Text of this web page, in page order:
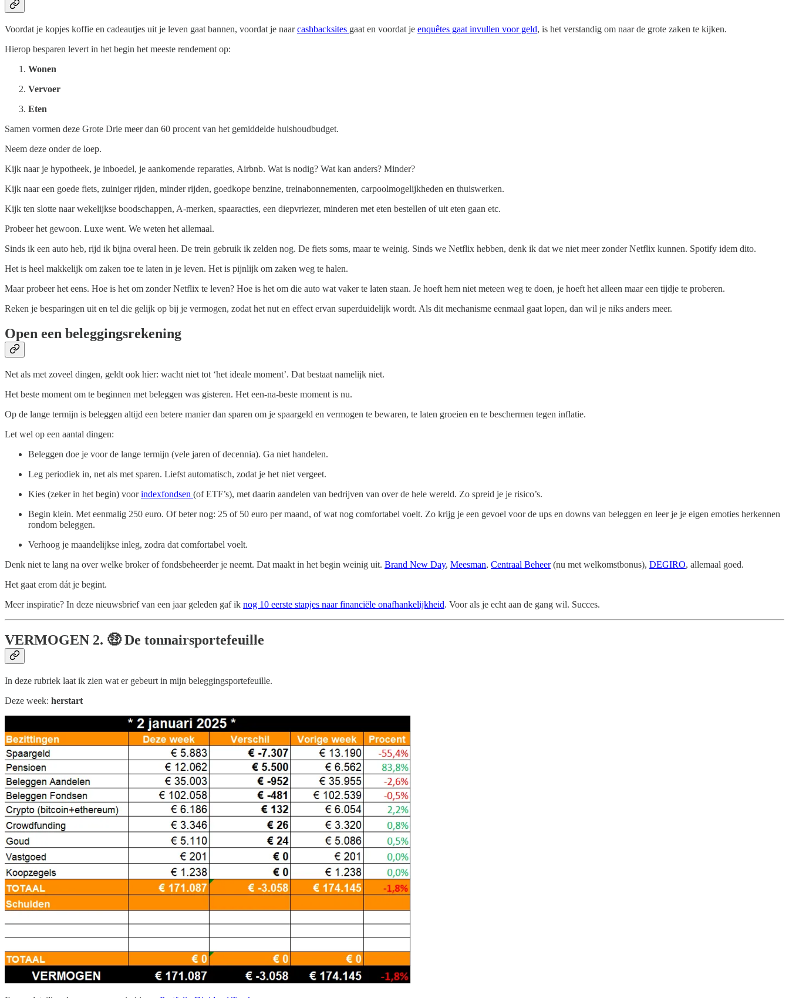
Voordat je kopjes koffie en cadeautjes uit je leven gaat bannen, voordat je naarcashbacksites gaat en voordat je enquêtes gaat invullen voor geld, is het verstandig om naar de grote zaken te kijken.
Hierop besparen levert in het begin het meeste rendement op:
Wonen
Vervoer
Eten
Samen vormen deze Grote Drie meer dan 60 procent van het gemiddelde huishoudbudget.
Neem deze onder de loep.
Kijk naar je hypotheek, je inboedel, je aankomende reparaties, Airbnb. Wat is nodig? Wat kan anders? Minder?
Kijk naar een goede fiets, zuiniger rijden, minder rijden, goedkope benzine, treinabonnementen, carpoolmogelijkheden en thuiswerken.
Kijk ten slotte naar wekelijkse boodschappen, A-merken, spaaracties, een diepvriezer, minderen met eten bestellen of uit eten gaan etc.
Probeer het gewoon. Luxe went. We weten het allemaal.
Sinds ik een auto heb, rijd ik bijna overal heen. De trein gebruik ik zelden nog. De fiets soms, maar te weinig. Sinds we Netflix hebben, denk ik dat we niet meer zonder Netflix kunnen. Spotify idem dito.
Het is heel makkelijk om zaken toe te laten in je leven. Het is pijnlijk om zaken weg te halen.
Maar probeer het eens. Hoe is het om zonder Netflix te leven? Hoe is het om die auto wat vaker te laten staan. Je hoeft hem niet meteen weg te doen, je hoeft het alleen maar een tijdje te proberen.
Reken je besparingen uit en tel die gelijk op bij je vermogen, zodat het nut en effect ervan superduidelijk wordt. Als dit mechanisme eenmaal gaat lopen, dan wil je niks anders meer.
Open een beleggingsrekening
Net als met zoveel dingen, geldt ook hier: wacht niet tot ‘het ideale moment’. Dat bestaat namelijk niet.
Het beste moment om te beginnen met beleggen was gisteren. Het een-na-beste moment is nu.
Op de lange termijn is beleggen altijd een betere manier dan sparen om je spaargeld en vermogen te bewaren, te laten groeien en te beschermen tegen inflatie.
Let wel op een aantal dingen:
Beleggen doe je voor de lange termijn (vele jaren of decennia). Ga niet handelen.
Leg periodiek in, net als met sparen. Liefst automatisch, zodat je het niet vergeet.
Kies (zeker in het begin) voorindexfondsen (of ETF’s), met daarin aandelen van bedrijven van over de hele wereld. Zo spreid je je risico’s.
Begin klein. Met eenmalig 250 euro. Of beter nog: 25 of 50 euro per maand, of wat nog comfortabel voelt. Zo krijg je een gevoel voor de ups en downs van beleggen en leer je je eigen emoties herkennen
rondom beleggen.
Verhoog je maandelijkse inleg, zodra dat comfortabel voelt.
Denk niet te lang na over welke broker of fondsbeheerder je neemt. Dat maakt in het begin weinig uit. Brand New Day, Meesman, Centraal Beheer(nu met welkomstbonus), DEGIRO, allemaal goed.
Het gaat erom dát je begint.
Meer inspiratie? In deze nieuwsbrief van een jaar geleden gaf ik nog 10 eerste stapjes naar financiële onafhankelijkheid. Voor als je echt aan de gang wil. Succes.
VERMOGEN 2. 🤑 De tonnairsportefeuille
In deze rubriek laat ik zien wat er gebeurt in mijn beleggingsportefeuille.
Deze week: herstart